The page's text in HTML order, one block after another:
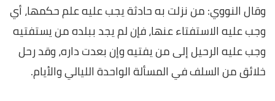
وقال النووي: من نزلت به حادثة يجب عليه علم حكمها، أي
وجب عليه الاستفتاء عنها، فإن لم يجد ببلده من يستفتيه
وجب عليه الرحيل إلى من يفتيه وإن بعدت داره، وقد رحل
خلائق من السلف في المسألة الواحدة الليالي والأيام.